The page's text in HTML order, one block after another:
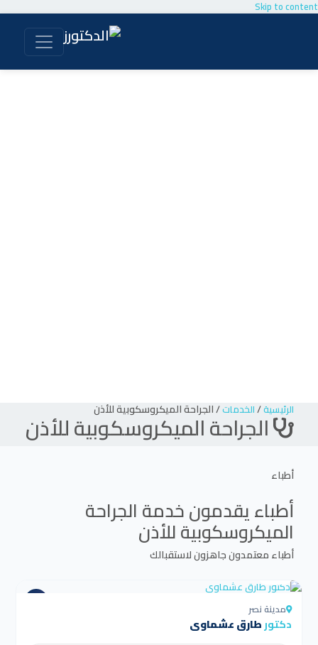
Skip to content
الرئيسية/الخدمات/الجراحة الميكروسكوبية للأذن
الجراحة الميكروسكوبية للأذن
أطباء
أطباء يقدمون خدمةالجراحة
الميكروسكوبية للأذن
أطباء معتمدون جاهزون لاستقبالك
مدينة نصر
دكتورطارق عشماوي